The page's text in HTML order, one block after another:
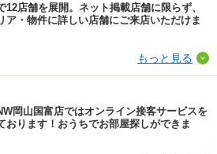
円（内訳：鍵交換代 22000円税込）
12店舗を展開。ネット掲載店舗に限らず、
ア・物件に詳しい店舗にご来店いただけま
もっと見る
岡山国富店ではオンライン接客サービスを
おります！おうちでお部屋探しができま